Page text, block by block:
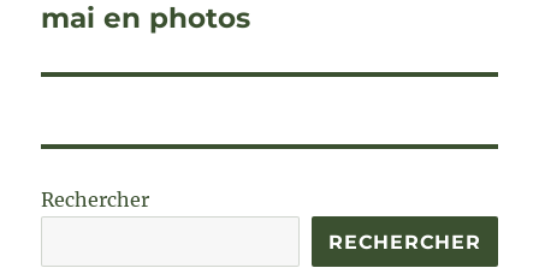
l’article
précédente :
mai en photos
Rechercher
RECHERCHER